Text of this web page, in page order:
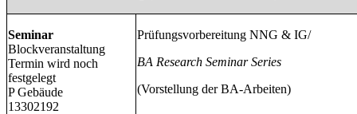
Seminar
Blockveranstaltung
Termin wird noch
festgelegt
P Gebäude
13302192
Prüfungsvorbereitung NNG & IG/
BA Research Seminar Series
(Vorstellung der BA-Arbeiten)